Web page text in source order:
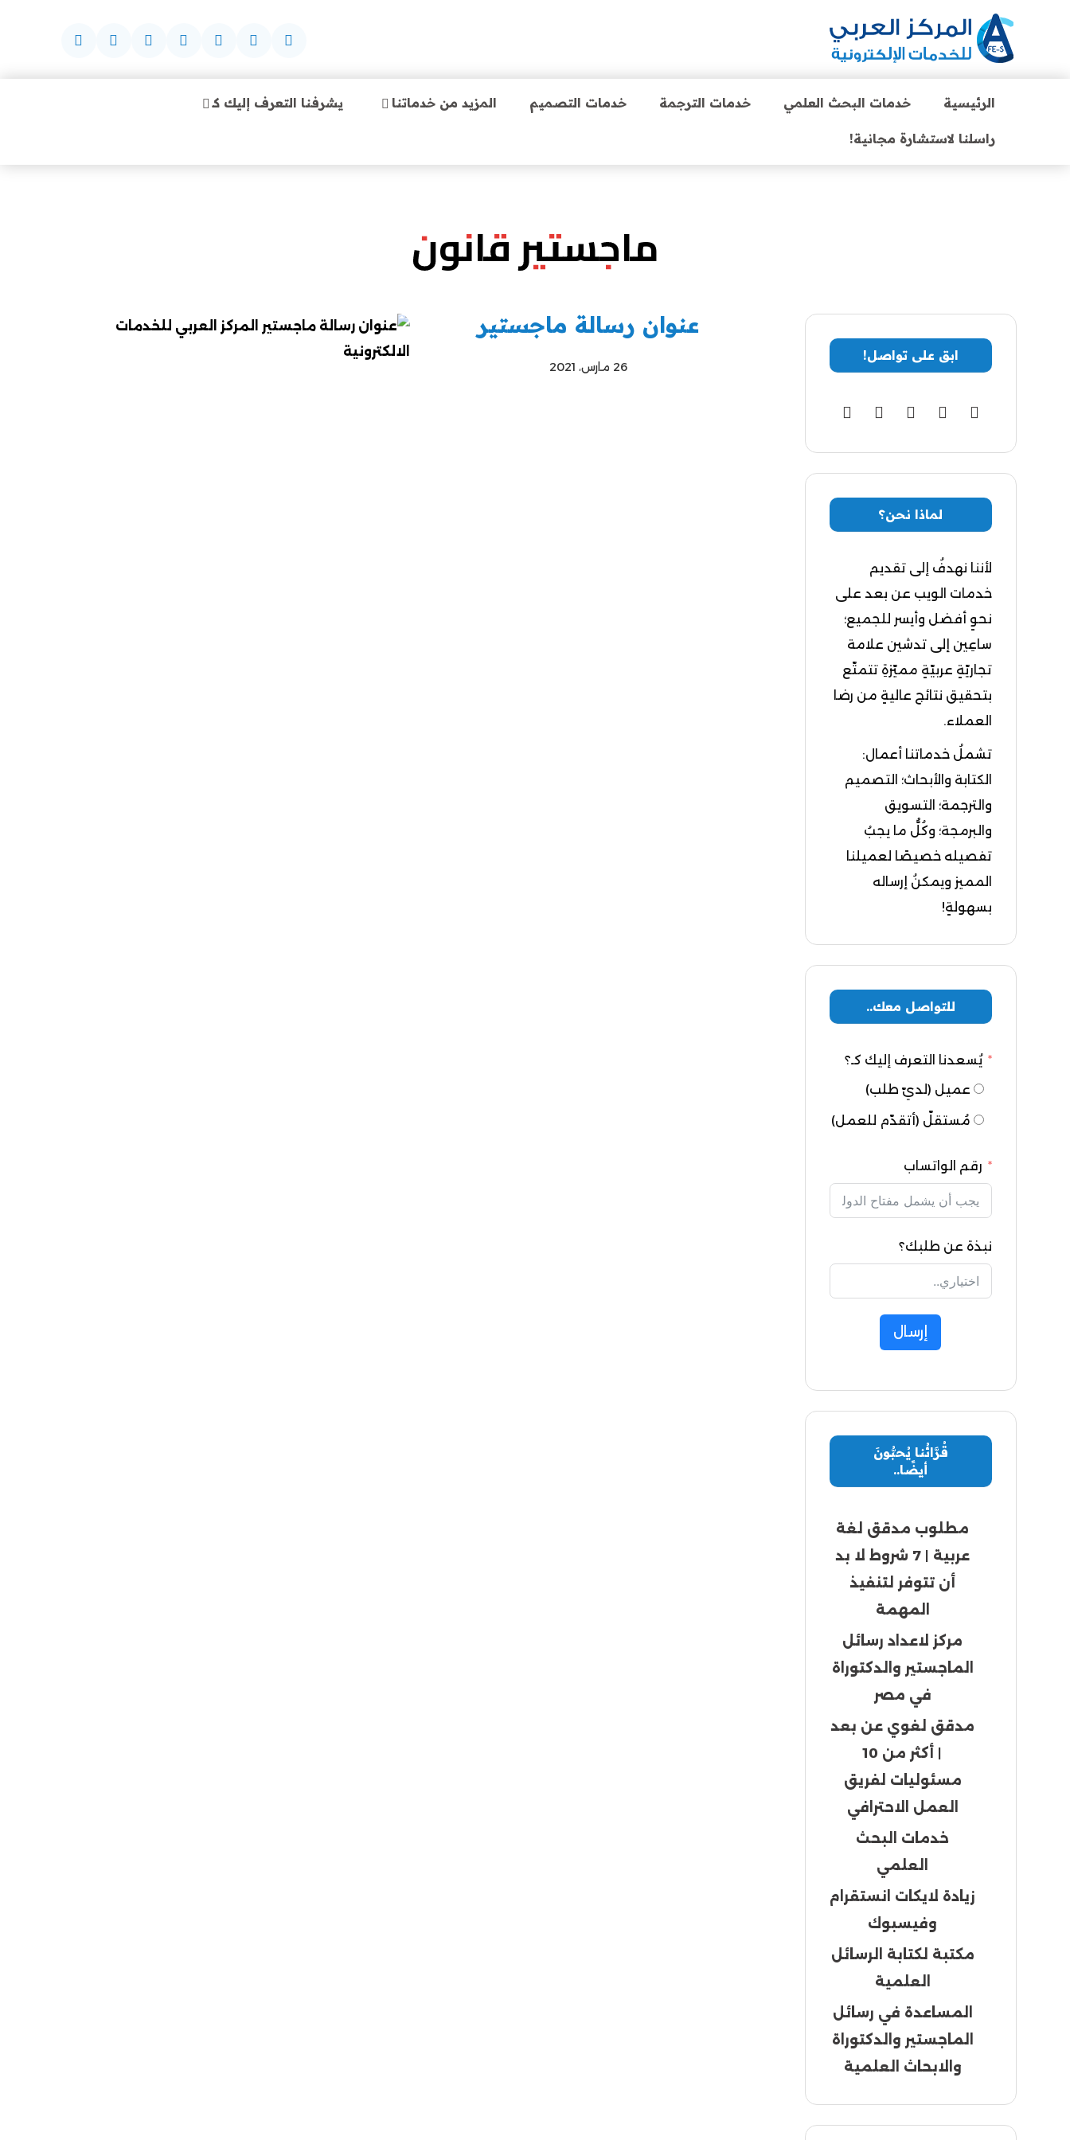
الرئيسية خدمات البحث العلمي خدمات الترجمة خدمات التصميم المزيد من خدماتنا يشرفنا التعرف إليك كـ
راسلنا لاستشارة مجانية!
ماجستير قانون
عنوان رسالة ماجستير
26 مارس، 2021
ابق على تواصل!
لماذا نحن؟
لأننا نهدفُ إلى تقديم
خدمات الويب عن بعد على
نحوٍ أفضل وأيسر للجميع؛
ساعِين إلى تدشين علامة
تجاريّةٍ عربيّةٍ مميّزةِ تتمتّع
بتحقيق نتائج عاليةٍ من رضا
العملاء.
تشملُ خدماتنا أعمال:
الكتابة والأبحاث؛ التصميم
والترجمة؛ التسويق
والبرمجة؛ وكُلُّ ما يجبُ
تفصيله خصيصًا لعميلنا
المميز ويمكنُ إرساله
بسهولةٍ!
للتواصل معك..
يُسعدنا التعرف إليك كـ؟
عميل (لديّ طلب)
مُستقلّ (أتقدّم للعمل)
رقم الواتساب
نبذة عن طلبك؟
إرسال
قُرَّائُنا يُحبُّونَ
أيضًا..
مطلوب مدقق لغة
عربية | 7 شروط لا بد
أن تتوفر لتنفيذ
المهمة
مركز لاعداد رسائل
الماجستير والدكتوراة
في مصر
مدقق لغوي عن بعد
| أكثر من 10
مسئوليات لفريق
العمل الاحترافي
خدمات البحث
العلمي
زيادة لايكات انستقرام
وفيسبوك
مكتبة لكتابة الرسائل
العلمية
المساعدة في رسائل
الماجستير والدكتوراة
والابحاث العلمية